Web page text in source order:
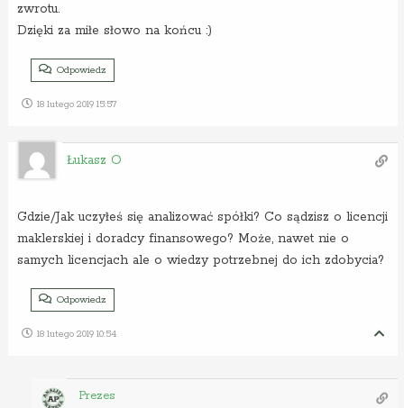
zwrotu.
Dzięki za miłe słowo na końcu :)
Odpowiedz
18 lutego 2019 15:57
Łukasz O
Gdzie/Jak uczyłeś się analizować spółki? Co sądzisz o licencji
maklerskiej i doradcy finansowego? Może, nawet nie o
samych licencjach ale o wiedzy potrzebnej do ich zdobycia?
Odpowiedz
18 lutego 2019 10:54
Prezes